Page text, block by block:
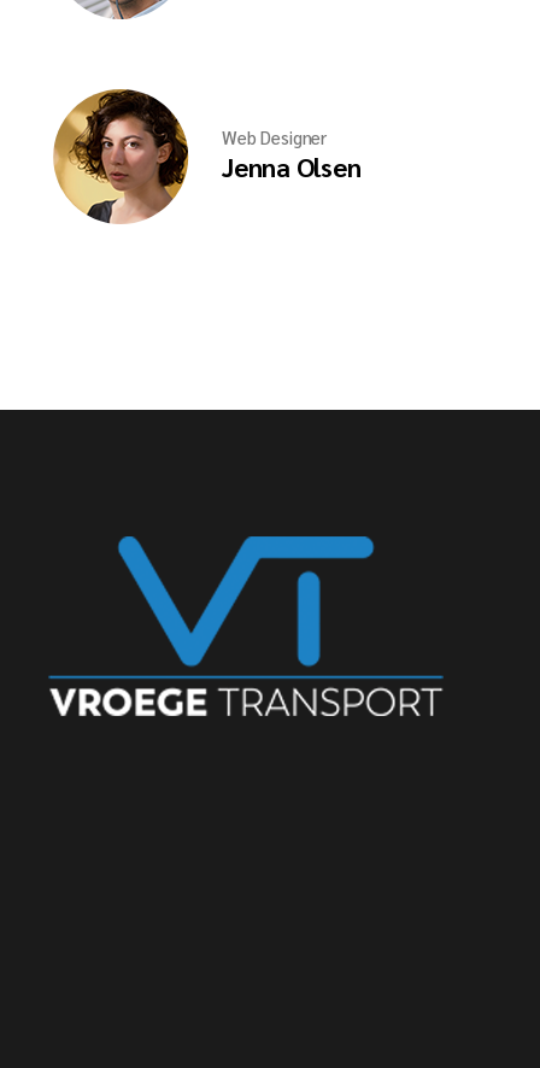
Web Designer
Jenna Olsen